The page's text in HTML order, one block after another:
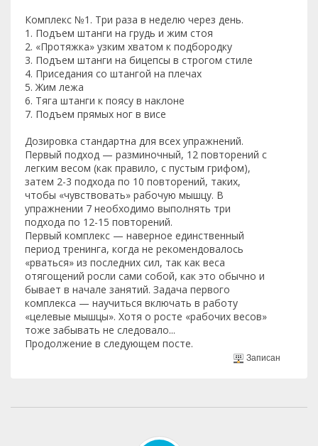
Комплекс №1. Три раза в неделю через день.
1. Подъем штанги на грудь и жим стоя
2. «Протяжка» узким хватом к подбородку
3. Подъем штанги на бицепсы в строгом стиле
4. Приседания со штангой на плечах
5. Жим лежа
6. Тяга штанги к поясу в наклоне
7. Подъем прямых ног в висе
Дозировка стандартна для всех упражнений.
Первый подход — разминочный, 12 повторений с
легким весом (как правило, с пустым грифом),
затем 2-3 подхода по 10 повторений, таких,
чтобы «чувствовать» рабочую мышцу. В
упражнении 7 необходимо выполнять три
подхода по 12-15 повторений.
Первый комплекс — наверное единственный
период тренинга, когда не рекомендовалось
«рваться» из последних сил, так как веса
отягощений росли сами собой, как это обычно и
бывает в начале занятий. Задача первого
комплекса — научиться включать в работу
«целевые мышцы». Хотя о росте «рабочих весов»
тоже забывать не следовало...
Продолжение в следующем посте.
Записан